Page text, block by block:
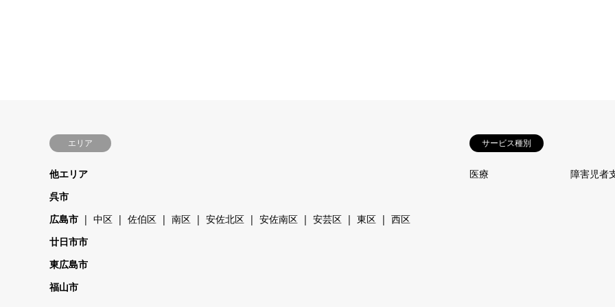
エリア
他エリア
呉市
広島市
中区 佐伯区 南区 安佐北区 安佐南区 安芸区 東区
西区
廿日市市
東広島市
福山市
サービス種別
医療 障害児者